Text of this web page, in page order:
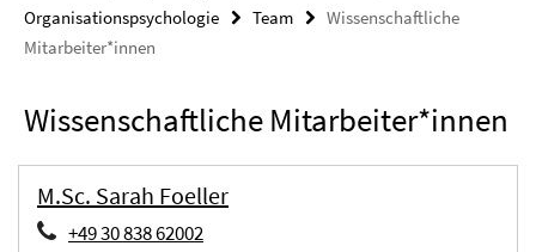
Organisationspsychologie
Team
Wissenschaftliche
Mitarbeiter*innen
Wissenschaftliche Mitarbeiter*innen
M.Sc. Sarah Foeller
+49 30 838 62002